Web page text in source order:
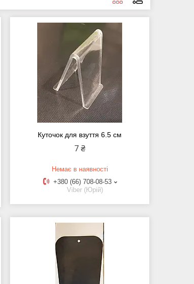
Куточок для взуття 6.5 см
7 ₴
Немає в наявності
+380 (66) 708-08-53
Viber (Юрій)